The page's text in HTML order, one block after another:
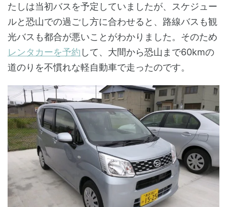
たしは当初バスを予定していましたが、スケジュー
ルと恐山での過ごし方に合わせると、路線バスも観
光バスも都合が悪いことがわかりました。そのため
レンタカーを予約 して、大間から恐山まで60kmの
道のりを不慣れな軽自動車で走ったのです。